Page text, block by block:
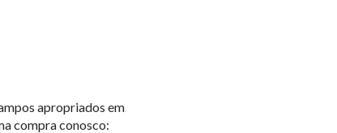
apropriados em
compra conosco: